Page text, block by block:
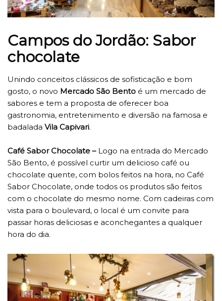
Campos do Jordão: Sabor
chocolate
Unindo conceitos clássicos de sofisticação e bom
gosto, o novo Mercado São Bento é um mercado de
sabores e tem a proposta de oferecer boa
gastronomia, entretenimento e diversão na famosa e
badalada Vila Capivari.
Café Sabor Chocolate – Logo na entrada do Mercado
São Bento, é possível curtir um delicioso café ou
chocolate quente, com bolos feitos na hora, no Café
Sabor Chocolate, onde todos os produtos são feitos
com o chocolate do mesmo nome. Com cadeiras com
vista para o boulevard, o local é um convite para
passar horas deliciosas e aconchegantes a qualquer
hora do dia.